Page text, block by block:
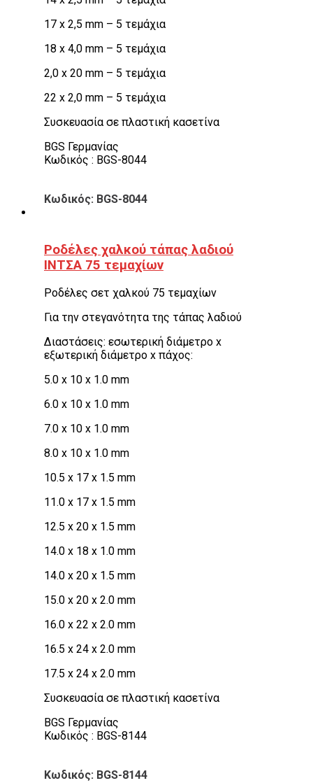
17 x 2,5 mm – 5 τεμάχια
18 x 4,0 mm – 5 τεμάχια
2,0 x 20 mm – 5 τεμάχια
22 x 2,0 mm – 5 τεμάχια
Συσκευασία σε πλαστική κασετίνα
BGS Γερμανίας
Κωδικός : BGS-8044
Κωδικός: BGS-8044
Ροδέλες χαλκού τάπας λαδιού
ΙΝΤΣΑ 75 τεμαχίων
Ροδέλες σετ χαλκού 75 τεμαχίων
Για την στεγανότητα της τάπας λαδιού
Διαστάσεις: εσωτερική διάμετρο x
εξωτερική διάμετρο x πάχος:
5.0 x 10 x 1.0 mm
6.0 x 10 x 1.0 mm
7.0 x 10 x 1.0 mm
8.0 x 10 x 1.0 mm
10.5 x 17 x 1.5 mm
11.0 x 17 x 1.5 mm
12.5 x 20 x 1.5 mm
14.0 x 18 x 1.0 mm
14.0 x 20 x 1.5 mm
15.0 x 20 x 2.0 mm
16.0 x 22 x 2.0 mm
16.5 x 24 x 2.0 mm
17.5 x 24 x 2.0 mm
Συσκευασία σε πλαστική κασετίνα
BGS Γερμανίας
Κωδικός : BGS-8144
Κωδικός: BGS-8144